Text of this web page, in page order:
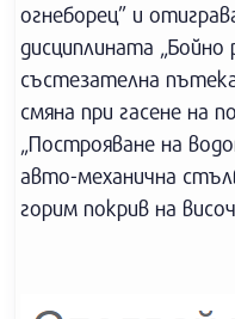
огнеборец” и
дисциплината „Бойно
състезателна
смяна при гасене на
„Построяване на
авто-механична
горим покрив на